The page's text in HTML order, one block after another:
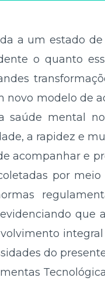
a um estado
o quanto
modelo de
saúde mental
a rapidez e
acompanhar e
por
do